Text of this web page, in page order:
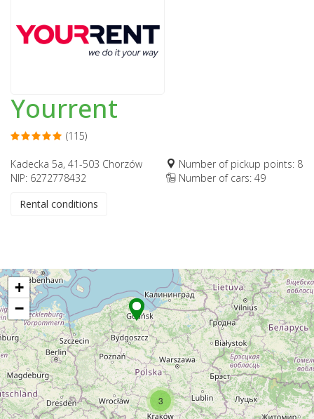
Yourrent
(115)
Kadecka 5a, 41-503 Chorzów
NIP: 6272778432
Rental conditions
Number of pickup points: 8
Number of cars: 49
3
+
−